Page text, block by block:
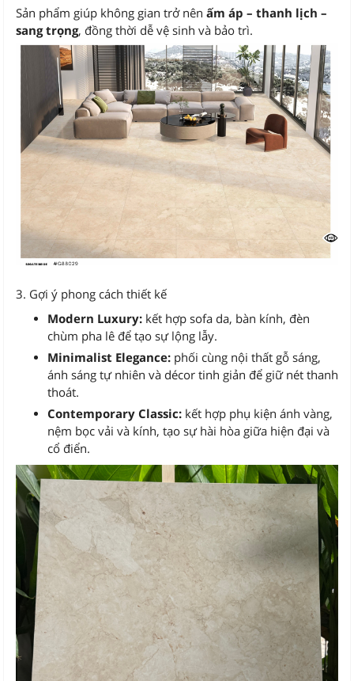
Sản phẩm giúp không gian trở nên ấm áp – thanh lịch –
sang trọng, đồng thời dễ vệ sinh và bảo trì.
3. Gợi ý phong cách thiết kế
Modern Luxury: kết hợp sofa da, bàn kính, đèn
chùm pha lê để tạo sự lộng lẫy.
Minimalist Elegance: phối cùng nội thất gỗ sáng,
ánh sáng tự nhiên và décor tinh giản để giữ nét thanh
thoát.
Contemporary Classic: kết hợp phụ kiện ánh vàng,
nệm bọc vải và kính, tạo sự hài hòa giữa hiện đại và
cổ điển.